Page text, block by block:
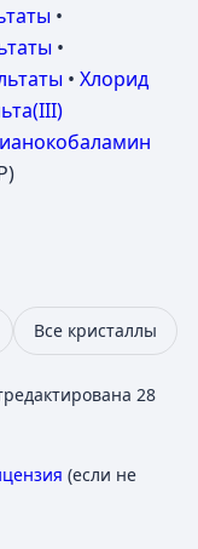
•
•
• Хлорид
Все кристаллы
28
(если не